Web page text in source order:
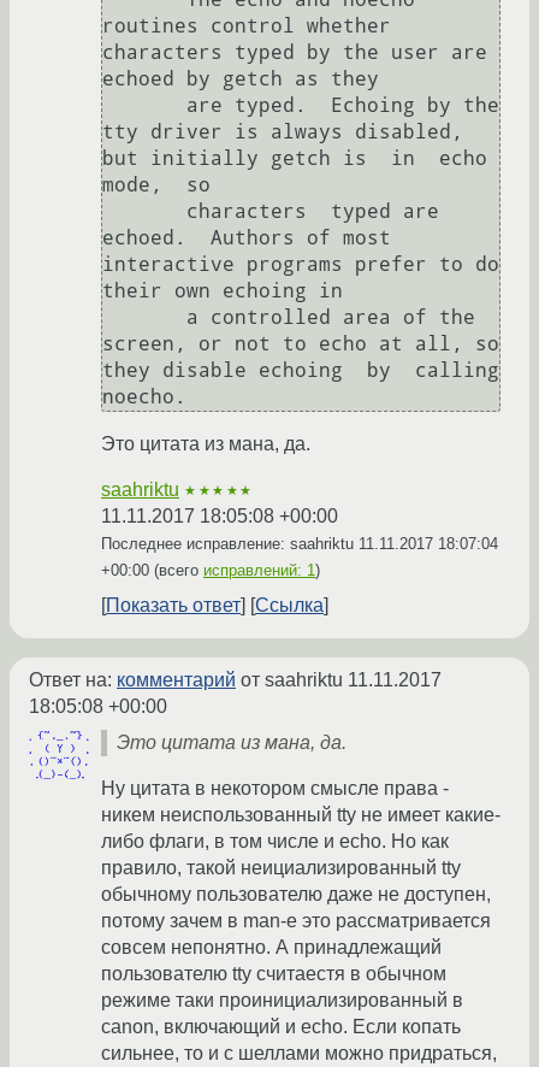
routines control whether
characters typed by the user are
echoed by getch as they
tty driver is always disabled,
but initially getch is  in  echo
mode,  so
echoed.  Authors of most
interactive programs prefer to do
their own echoing in
screen, or not to echo at all, so
they disable echoing  by  calling
Это цитата из мана, да.
saahriktu ★★★★★
11.11.2017 18:05:08 +00:00
Последнее исправление: saahriktu 11.11.2017 18:07:04
+00:00 (всего исправлений: 1)
Показать ответ Ссылка
Ответ на: комментарий от saahriktu 11.11.2017
18:05:08 +00:00
Это цитата из мана, да.
Ну цитата в некотором смысле права -
никем неиспользованный tty не имеет какие-
либо флаги, в том числе и echo. Но как
правило, такой неициализированный tty
обычному пользователю даже не доступен,
потому зачем в man-е это рассматривается
совсем непонятно. А принадлежащий
пользователю tty считаестя в обычном
режиме таки проинициализированный в
canon, включающий и echo. Если копать
сильнее, то и с шеллами можно придраться,